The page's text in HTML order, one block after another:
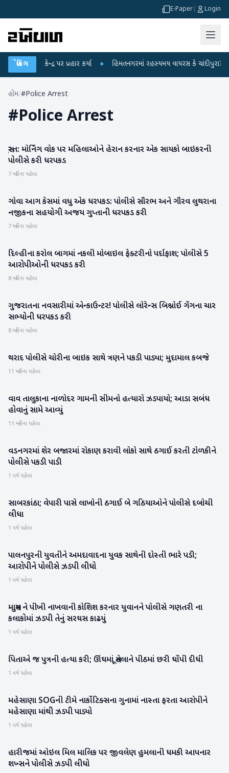
E-Paper Login
બ્રેકિંગ
ગાંધીએ કેન્દ્ર પર પ્રહાર કર્યા ● હિંમતનગરમાં રહસ્યમય વાયરસ કે ચાંદીપુરા? 6
હોમ/#Police Arrest
#Police Arrest
ગુજરાત
સુરત: મોર્નિંગ વોક પર મહિલાઓને હેરાન કરનાર એક સાયકો બાઇકરની
પોલીસે કરી ધરપકડ
7 મહિના પહેલા
રાષ્ટ્રીય
ગોવા આગ કેસમાં વધુ એક ધરપકડ: પોલીસે સૌરભ અને ગૌરવ લુથરાના
નજીકના સહયોગી અજય ગુપ્તાની ધરપકડ કરી
7 મહિના પહેલા
રાષ્ટ્રીય
દિલ્હીના કરોલ બાગમાં નકલી મોબાઇલ ફેક્ટરીનો પર્દાફાશ; પોલીસે 5
આરોપીઓની ધરપકડ કરી
8 મહિના પહેલા
રાષ્ટ્રીય
ગુજરાતના નવસારીમાં એન્કાઉન્ટર! પોલીસે લોરેન્સ બિશ્નોઈ ગેંગના ચાર
સભ્યોની ધરપકડ કરી
8 મહિના પહેલા
બનાસકાંઠા
થરાદ પોલીસે ચોરીના બાઇક સાથે ત્રણને પકડી પાડ્યા; મુદામાલ કબજે
11 મહિના પહેલા
બનાસકાંઠા
વાવ તાલુકાના નાળોદર ગામની સીમનો હત્યારો ઝડપાયો; આડા સબંધ
હોવાનું સામે આવ્યું
11 મહિના પહેલા
મહેસાણા
વડનગરમાં શેર બજારમાં રોકાણ કરાવી લોકો સાથે ઠગાઈ કરતી ટોળકીને
પોલીસે પકડી પાડી
1 વર્ષ પહેલા
સાબરકાંઠા
સાબરકાંઠા; વેપારી પાસે લાખોની ઠગાઈ બે ગઠિયાઓને પોલીસે દબોચી
લીધા
1 વર્ષ પહેલા
બનાસકાંઠા
પાલનપુરની યુવતીને અમદાવાદના યુવક સાથેની દોસ્તી ભારે પડી;
આરોપીને પોલીસે ઝડપી લીધો
1 વર્ષ પહેલા
પાટણ
માસુમ ને પીખી નાખવાની કોશિશ કરનાર યુવાનને પોલીસે ગણતરી ના
કલાકોમાં ઝડપી તેનું સરઘસ કાઢયું
1 વર્ષ પહેલા
સાબરકાંઠા
પિતાએ જ પુત્રની હત્યા કરી; ઊંઘમાં સૂતેલાને પીઠમાં છરી ઘોંપી દીધી
1 વર્ષ પહેલા
મહેસાણા
મહેસાણા SOGની ટીમે નાર્કોટિક્સના ગુનામાં નાસ્તા ફરતા આરોપીને
મહેસાણા માંથી ઝડપી પાડ્યો
1 વર્ષ પહેલા
પાટણ
હારીજમાં ઓઇલ મિલ માલિક પર જીવલેણ હુમલાની ધમકી આપનાર
શખ્સને પોલીસે ઝડપી લીધો